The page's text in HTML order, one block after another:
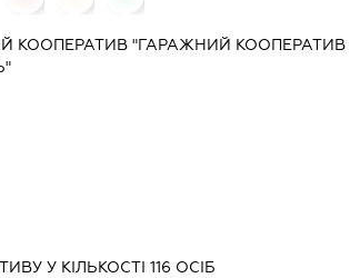
КООПЕРАТИВ "ГАРАЖНИЙ КООПЕРАТИВ
У КІЛЬКОСТІ 116 ОСІБ